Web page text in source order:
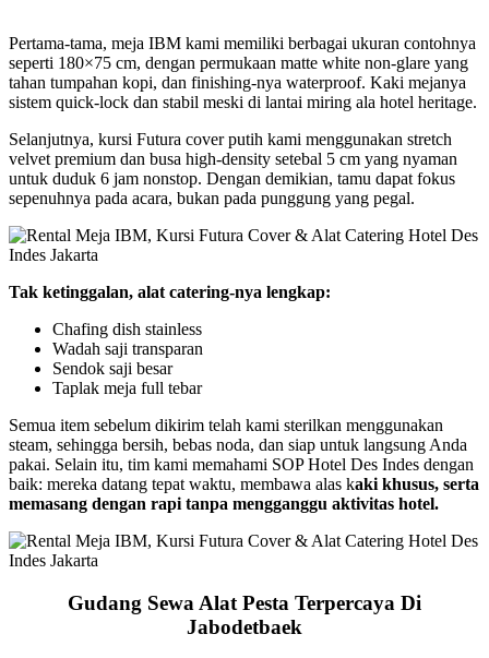
Pertama-tama, meja IBM kami memiliki berbagai ukuran contohnya
seperti 180×75 cm, dengan permukaan matte white non-glare yang
tahan tumpahan kopi, dan finishing-nya waterproof. Kaki mejanya
sistem quick-lock dan stabil meski di lantai miring ala hotel heritage.
Selanjutnya, kursi Futura cover putih kami menggunakan stretch
velvet premium dan busa high-density setebal 5 cm yang nyaman
untuk duduk 6 jam nonstop. Dengan demikian, tamu dapat fokus
sepenuhnya pada acara, bukan pada punggung yang pegal.
Tak ketinggalan, alat catering-nya lengkap:
Chafing dish stainless
Wadah saji transparan
Sendok saji besar
Taplak meja full tebar
Semua item sebelum dikirim telah kami sterilkan menggunakan
steam, sehingga bersih, bebas noda, dan siap untuk langsung Anda
pakai. Selain itu, tim kami memahami SOP Hotel Des Indes dengan
baik: mereka datang tepat waktu, membawa alas kaki khusus, serta
memasang dengan rapi tanpa mengganggu aktivitas hotel.
Gudang Sewa Alat Pesta Terpercaya Di
Jabodetbaek